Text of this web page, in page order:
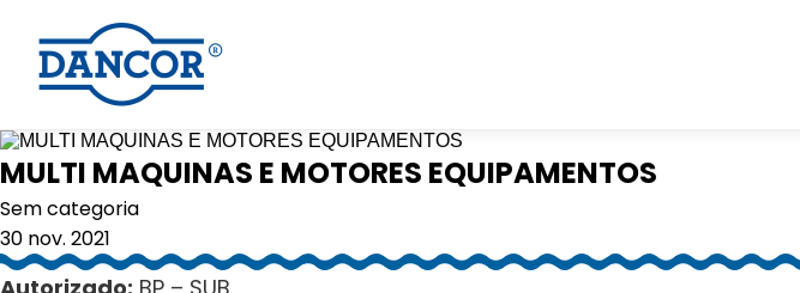
MULTI MAQUINAS E MOTORES EQUIPAMENTOS
Sem categoria
30 nov. 2021